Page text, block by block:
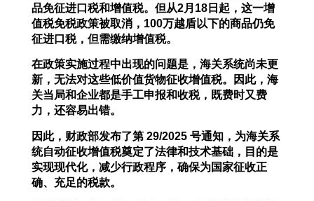
品免征进口税和增值税。但从2月 18日起，这一增
值税免税政策被取消， 100万越盾以下的商品仍免
征进口税，但需缴纳增值税。
在政策实施过程中出现的问题是，海关系统尚未更
新，无法对这些低价值货物征收增值税。因此，海
关当局和企业都是手工申报和收税，既费时又费
力，还容易出错。
因此，财政部发布了第29/2025 号通知，为海关系
统自动征收增值税奠定了法律和技术基础，目的是
实现现代化，减少行政程序，确保为国家征收正
确、充足的税款。